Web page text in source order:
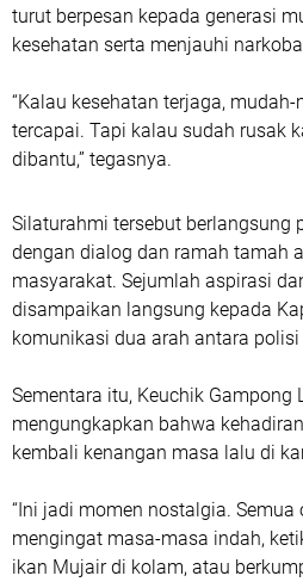
turut berpesan kepada generasi
kesehatan serta menjauhi
“Kalau kesehatan terjaga,
tercapai. Tapi kalau sudah rusak
dibantu,” tegasnya.
Silaturahmi tersebut berlangsung
dengan dialog dan ramah tamah
masyarakat. Sejumlah aspirasi
disampaikan langsung kepada
komunikasi dua arah antara polisi
Sementara itu, Keuchik Gampong
mengungkapkan bahwa
kembali kenangan masa lalu di
“Ini jadi momen nostalgia.
mengingat masa-masa indah,
ikan Mujair di kolam, atau